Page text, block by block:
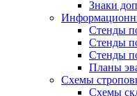
Знаки
Стенды
Стенды
Стенды
Планы
Схемы
Схемы